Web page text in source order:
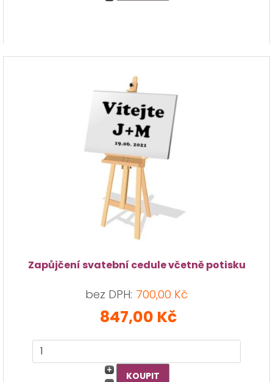
Zapůjčení svatební cedule včetně potisku
bez DPH: 700,00 Kč
847,00 Kč